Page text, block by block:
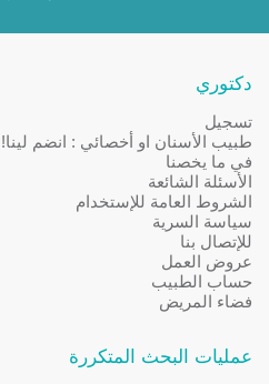
دكتوري
تسجيل
طبيب الأسنان او أخصائي : انضم لينا!
في ما يخصنا
الأسئلة الشائعة
الشروط العامة للإستخدام
سياسة السرية
للإتصال بنا
عروض العمل
حساب الطبيب
فضاء المريض
عمليات البحث المتكررة